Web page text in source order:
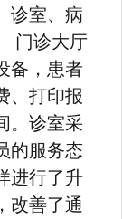
诊室、病
门诊大厅
备，患者
、打印报
。诊室采
的服务态
进行了升
改善了通